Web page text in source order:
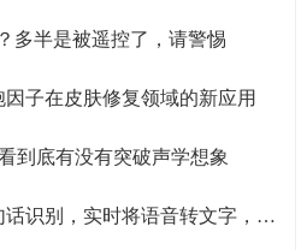
多半是被遥控了，请警惕
子在皮肤修复领域的新应用
到底有没有突破声学想象
，实时将语音转文字，你应该见识过